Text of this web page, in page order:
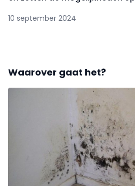
10 september 2024
Waarover gaat het?